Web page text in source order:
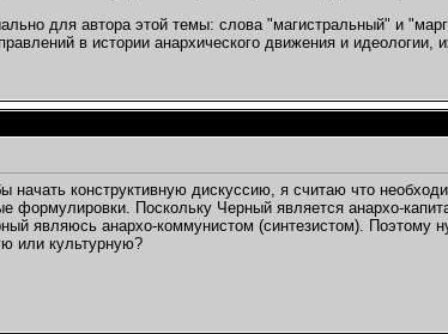
21:01
00:30
19:20
01:33
19:54
для автора этой темы: слова "магистральный" и
в истории анархического движения и идеологии,
начать конструктивную дискуссию, я считаю что
формулировки. Поскольку Черный является анархо-
являюсь анархо-коммунистом (синтезистом). Поэтому
или культурную?